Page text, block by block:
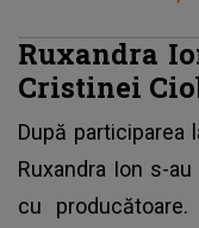
Ruxandra
Cristinei
După participarea
Ruxandra Ion s-
cu